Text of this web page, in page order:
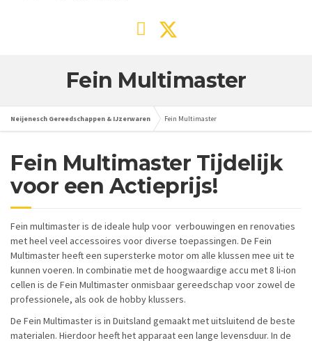
Fein Multimaster
Neijenesch Gereedschappen & IJzerwaren Fein Multimaster
Fein Multimaster Tijdelijk
voor een Actieprijs!
Fein multimaster is de ideale hulp voor verbouwingen en renovaties
met heel veel accessoires voor diverse toepassingen. De Fein
Multimaster heeft een supersterke motor om alle klussen mee uit te
kunnen voeren. In combinatie met de hoogwaardige accu met 8 li-ion
cellen is de Fein Multimaster onmisbaar gereedschap voor zowel de
professionele, als ook de hobby klussers.
De Fein Multimaster is in Duitsland gemaakt met uitsluitend de beste
materialen. Hierdoor heeft het apparaat een lange levensduur. In de